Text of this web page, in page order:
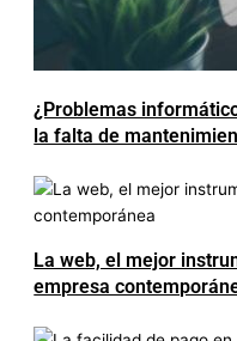
¿Problemas
la falta de
La web, el mejor
empresa